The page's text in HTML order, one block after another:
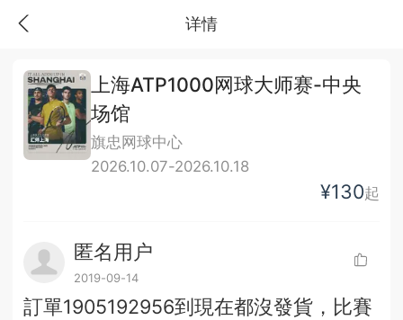
详情
上海ATP1000网球大师赛-中央
场馆
旗忠网球中心
2026.10.07-2026.10.18
¥130起
匿名用户
2019-09-14
訂單1905192956到現在都沒發貨，比賽